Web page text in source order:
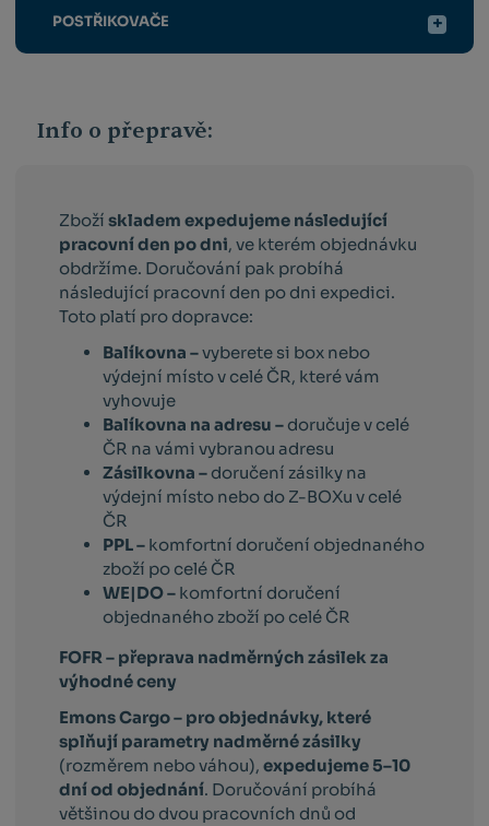
POSTŘIKOVAČE
Info o přepravě:
Zbožískladem expedujeme následující
pracovní den po dni, ve kterém objednávku
obdržíme. Doručování pak probíhá
následující pracovní den po dni expedici.
Toto platí pro dopravce:
Balíkovna –vyberete si box nebo
výdejní místo v celé ČR, které vám
vyhovuje
Balíkovna na adresu – doručuje v celé
ČR na vámi vybranou adresu
Zásilkovna – doručení zásilky na
výdejní místo nebo do Z-BOXu v celé
ČR
PPL – komfortní doručení objednaného
zboží po celé ČR
WE|DO – komfortní doručení
objednaného zboží po celé ČR
FOFR – přeprava nadměrných zásilek za
výhodné ceny
Emons Cargo – pro objednávky, které
splňují parametry nadměrné zásilky
(rozměrem nebo váhou),expedujeme 5–10
dní od objednání. Doručování probíhá
většinou do dvou pracovních dnů od